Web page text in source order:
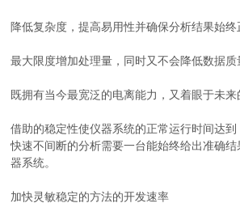
降低复杂度，提高易用性并确保分析结果始终
最大限度增加处理量，同时又不会降低数据质
既拥有当今最宽泛的电离能力，又着眼于未
借助的稳定性使仪器系统的正常运行时间达到
快速不间断的分析需要一台能始终给出准确
器系统。
加快灵敏稳定的方法的开发速率